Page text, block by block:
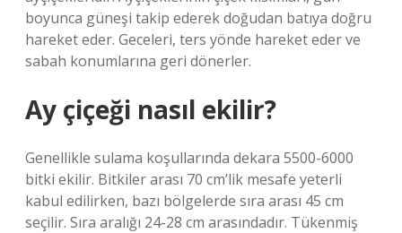
boyunca güneşi takip ederek doğudan batıya doğru
hareket eder. Geceleri, ters yönde hareket eder ve
sabah konumlarına geri dönerler.
Ay çiçeği nasıl ekilir?
Genellikle sulama koşullarında dekara 5500-6000
bitki ekilir. Bitkiler arası 70 cm’lik mesafe yeterli
kabul edilirken, bazı bölgelerde sıra arası 45 cm
seçilir. Sıra aralığı 24-28 cm arasındadır. Tükenmiş